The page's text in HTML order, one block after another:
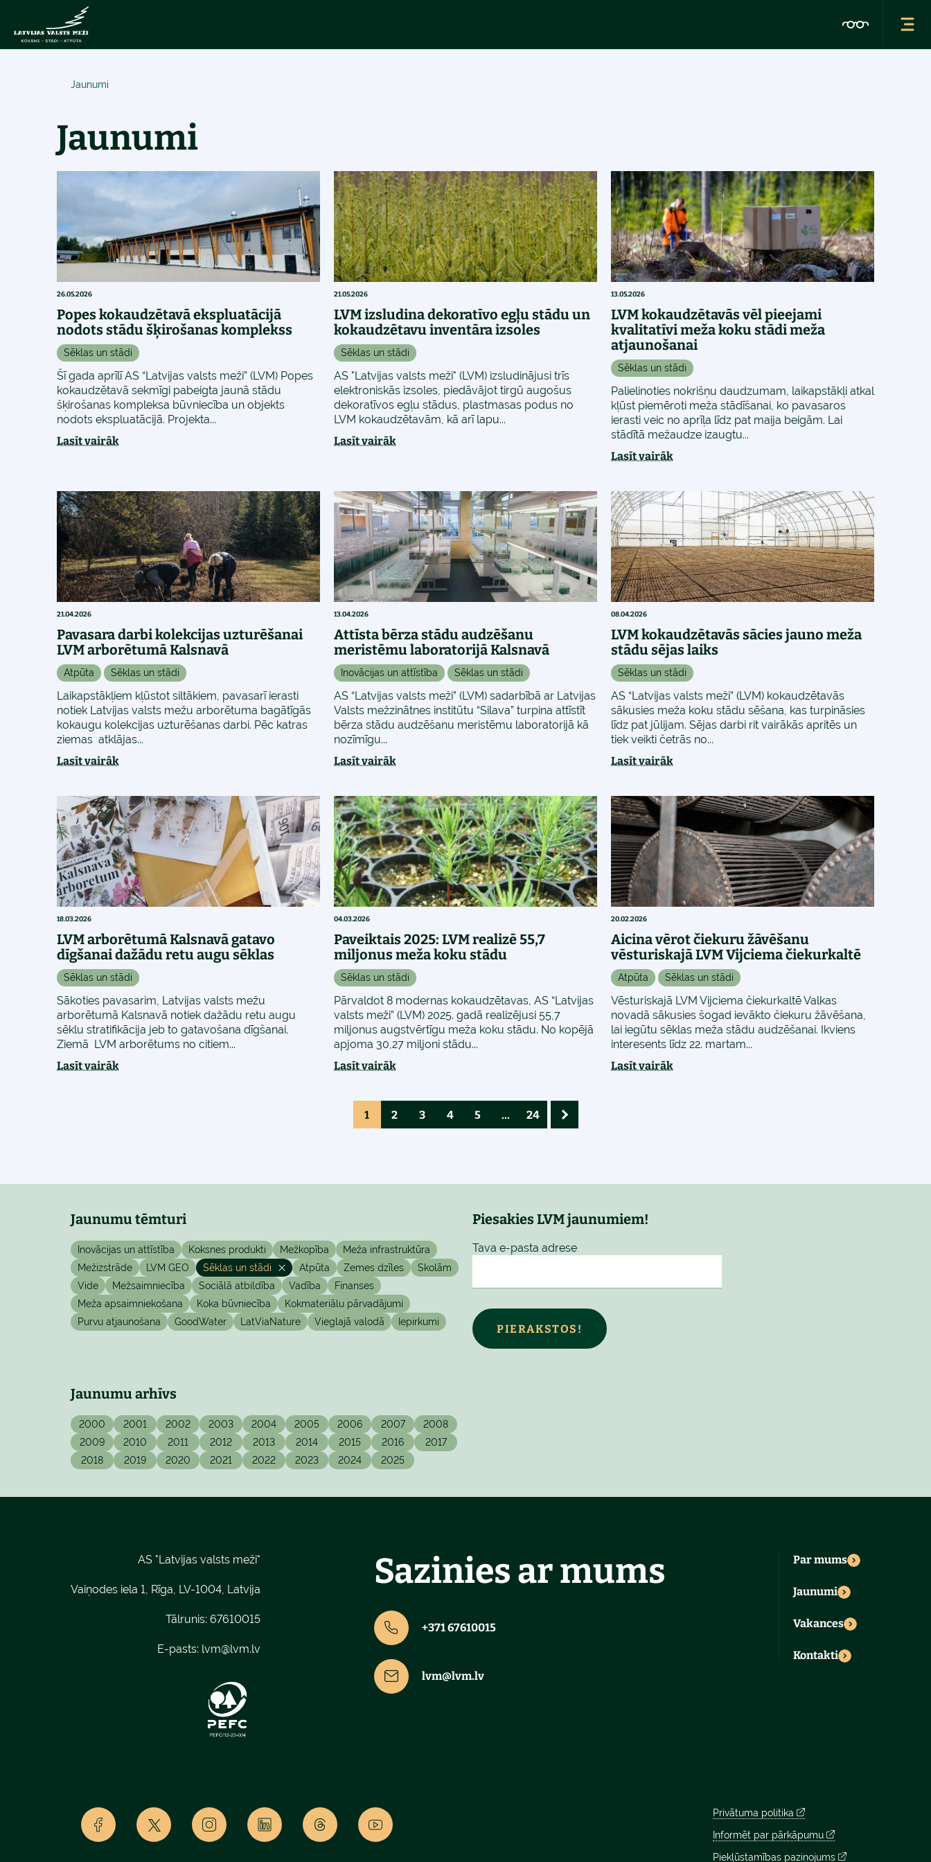
Jaunumi
Jaunumi
26.05.2026
Popes kokaudzētavā ekspluatācijā
nodots stādu šķirošanas komplekss
Sēklas un stādi
Šī gada aprīlī AS “Latvijas valsts meži” (LVM) Popes
kokaudzētavā sekmīgi pabeigta jaunā stādu
šķirošanas kompleksa būvniecība un objekts
nodots ekspluatācijā. Projekta...
Lasīt vairāk
21.05.2026
LVM izsludina dekoratīvo egļu stādu un
kokaudzētavu inventāra izsoles
Sēklas un stādi
AS "Latvijas valsts meži" (LVM) izsludinājusi trīs
elektroniskās izsoles, piedāvājot tirgū augošus
dekoratīvos egļu stādus, plastmasas podus no
LVM kokaudzētavām, kā arī lapu...
Lasīt vairāk
13.05.2026
LVM kokaudzētavās vēl pieejami
kvalitatīvi meža koku stādi meža
atjaunošanai
Sēklas un stādi
Palielinoties nokrišņu daudzumam, laikapstākļi atkal
kļūst piemēroti meža stādīšanai, ko pavasaros
ierasti veic no aprīļa līdz pat maija beigām. Lai
stādītā mežaudze izaugtu...
Lasīt vairāk
21.04.2026
Pavasara darbi kolekcijas uzturēšanai
LVM arborētumā Kalsnavā
Atpūta Sēklas un stādi
Laikapstākļiem kļūstot siltākiem, pavasarī ierasti
notiek Latvijas valsts mežu arborētuma bagātīgās
kokaugu kolekcijas uzturēšanas darbi. Pēc katras
ziemas atklājas...
Lasīt vairāk
13.04.2026
Attīsta bērza stādu audzēšanu
meristēmu laboratorijā Kalsnavā
Inovācijas un attīstība Sēklas un stādi
AS “Latvijas valsts meži” (LVM) sadarbībā ar Latvijas
Valsts mežzinātnes institūtu “Silava” turpina attīstīt
bērza stādu audzēšanu meristēmu laboratorijā kā
nozīmīgu...
Lasīt vairāk
08.04.2026
LVM kokaudzētavās sācies jauno meža
stādu sējas laiks
Sēklas un stādi
AS “Latvijas valsts meži” (LVM) kokaudzētavās
sākusies meža koku stādu sēšana, kas turpināsies
līdz pat jūlijam. Sējas darbi rit vairākās apritēs un
tiek veikti četrās no...
Lasīt vairāk
18.03.2026
LVM arborētumā Kalsnavā gatavo
dīgšanai dažādu retu augu sēklas
Sēklas un stādi
Sākoties pavasarim, Latvijas valsts mežu
arborētumā Kalsnavā notiek dažādu retu augu
sēklu stratifikācija jeb to gatavošana dīgšanai.
Ziemā LVM arborētums no citiem...
Lasīt vairāk
04.03.2026
Paveiktais 2025: LVM realizē 55,7
miljonus meža koku stādu
Sēklas un stādi
Pārvaldot 8 modernas kokaudzētavas, AS “Latvijas
valsts meži” (LVM) 2025. gadā realizējusi 55,7
miljonus augstvērtīgu meža koku stādu. No kopējā
apjoma 30,27 miljoni stādu...
Lasīt vairāk
20.02.2026
Aicina vērot čiekuru žāvēšanu
vēsturiskajā LVM Vijciema čiekurkaltē
Atpūta Sēklas un stādi
Vēsturiskajā LVM Vijciema čiekurkaltē Valkas
novadā sākusies šogad ievākto čiekuru žāvēšana,
lai iegūtu sēklas meža stādu audzēšanai. Ikviens
interesents līdz 22. martam...
Lasīt vairāk
1 2 3 4 5 ... 24
Jaunumu tēmturi
Inovācijas un attīstība Koksnes produkti Mežkopība
Meža infrastruktūra
Mežizstrāde
LVM GEO Sēklas un stādi Atpūta Zemes dzīles
Skolām
Vide
Mežsaimniecība Sociālā atbildība Vadība
Finanses
Meža apsaimniekošana
Koka būvniecība
Kokmateriālu pārvadājumi
Purvu atjaunošana
GoodWater LatViaNature Vieglajā valodā Iepirkumi
Piesakies LVM jaunumiem!
Tava e-pasta adrese
PIERAKSTOS!
Jaunumu arhīvs
2000 2001 2002 2003 2004 2005 2006 2007
2008
2009
2010 2011 2012 2013 2014 2015 2016
2017
2018
2019 2020 2021 2022 2023 2024 2025
AS "Latvijas valsts meži"
Vaiņodes iela 1, Rīga, LV-1004, Latvija
Tālrunis: 67610015
E-pasts: lvm@lvm.lv
Sazinies ar mums
+371 67610015
lvm@lvm.lv
Par mums
Jaunumi
Vakances
Kontakti
Privātuma politika
Informēt par pārkāpumu
Piekļūstamības paziņojums